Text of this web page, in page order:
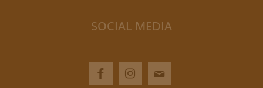
SOCIAL MEDIA